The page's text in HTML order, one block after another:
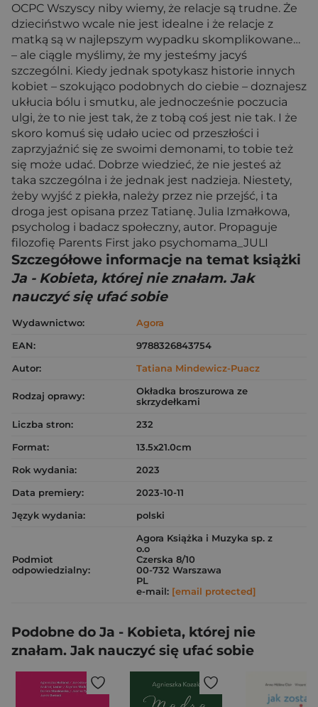
OCPC Wszyscy niby wiemy, że relacje są trudne. Że
dzieciństwo wcale nie jest idealne i że relacje z
matką są w najlepszym wypadku skomplikowane…
– ale ciągle myślimy, że my jesteśmy jacyś
szczególni. Kiedy jednak spotykasz historie innych
kobiet – szokująco podobnych do ciebie – doznajesz
ukłucia bólu i smutku, ale jednocześnie poczucia
ulgi, że to nie jest tak, że z tobą coś jest nie tak. I że
skoro komuś się udało uciec od przeszłości i
zaprzyjaźnić się ze swoimi demonami, to tobie też
się może udać. Dobrze wiedzieć, że nie jesteś aż
taka szczególna i że jednak jest nadzieja. Niestety,
żeby wyjść z piekła, należy przez nie przejść, i ta
droga jest opisana przez Tatianę. Julia Izmałkowa,
psycholog i badacz społeczny, autor. Propaguje
filozofię Parents First jako psychomama_JULI
Szczegółowe informacje na temat książki
Ja - Kobieta, której nie znałam. Jak
nauczyć się ufać sobie
Wydawnictwo:
Agora
EAN:
9788326843754
Autor:
Tatiana Mindewicz-Puacz
Rodzaj oprawy:
Okładka broszurowa ze
skrzydełkami
Liczba stron:
232
Format:
13.5x21.0cm
Rok wydania:
2023
Data premiery:
2023-10-11
Język wydania:
polski
Podmiot
odpowiedzialny:
Agora Książka i Muzyka sp. z
o.o
Czerska 8/10
00-732 Warszawa
PL
e-mail: [email protected]
Podobne do Ja - Kobieta, której nie
znałam. Jak nauczyć się ufać sobie